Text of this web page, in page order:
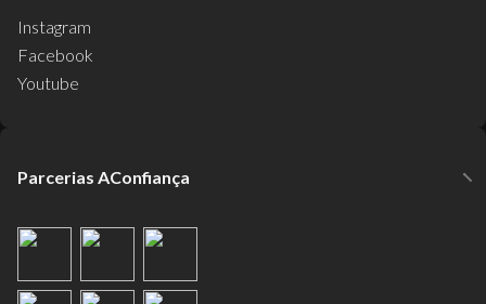
Instagram
Facebook
Youtube
Parcerias AConfiança